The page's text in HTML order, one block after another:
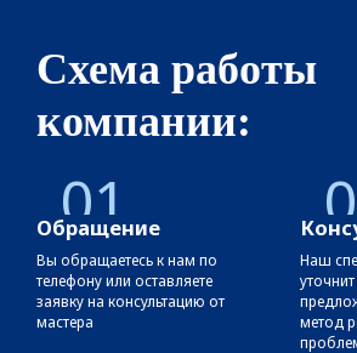
Схема работы
компании:
01
Обращение
Вы обращаетесь к нам по
телефону или оставляете
заявку на консультацию от
мастера
Наш
метод